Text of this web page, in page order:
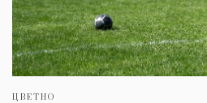
ЦВЕТНО